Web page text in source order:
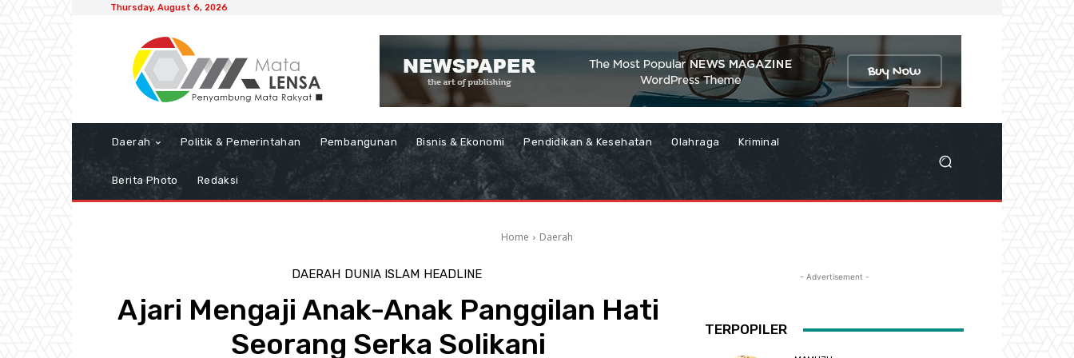
Thursday, August 6, 2026
Daerah Politik & Pemerintahan Pembangunan Bisnis & Ekonomi Pendidikan & Kesehatan Olahraga Kriminal
Berita Photo Redaksi
Home Daerah
DAERAH DUNIA ISLAM HEADLINE
Ajari Mengaji Anak-Anak Panggilan Hati
Seorang Serka Solikani
- Advertisement -
TERPOPILER